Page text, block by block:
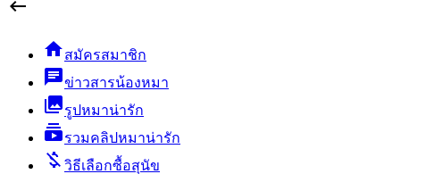

สมัครสมาชิก
chatข่าวสารน้องหมา
collectionsรูปหมาน่ารัก
subscriptionsรวมคลิปหมาน่ารัก
money_off วิธีเลือกซื้อสุนัข